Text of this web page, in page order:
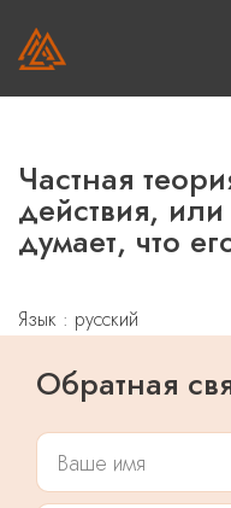
Частная
действия,
думает, что
Язык : русский
Обратная